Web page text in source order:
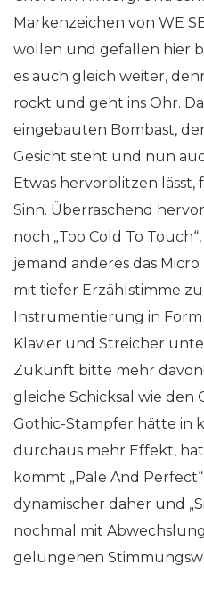
Markenzeichen von WE
wollen und gefallen hier
es auch gleich weiter,
rockt und geht ins Ohr.
eingebauten Bombast,
Gesicht steht und nun
Etwas hervorblitzen lässt,
Sinn. Überraschend
noch „Too Cold To
jemand anderes das
mit tiefer Erzählstimme
Instrumentierung in
Klavier und Streicher
Zukunft bitte mehr davon!
gleiche Schicksal wie den
Gothic-Stampfer hätte in
durchaus mehr Effekt, hat
kommt „Pale And
dynamischer daher und
nochmal mit
gelungenen